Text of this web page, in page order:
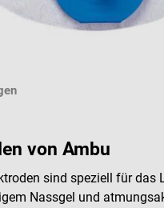
von Ambu
sind speziell für
Nassgel und